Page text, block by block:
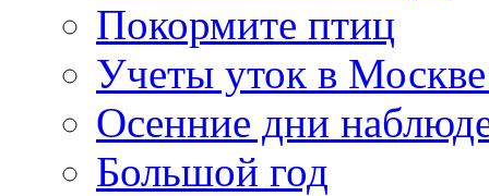
Покормите птиц
Учеты уток в
Осенние дни
Большой год